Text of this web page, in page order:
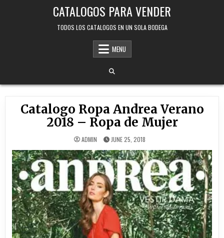
CATALOGOS PARA VENDER
TODOS LOS CATALOGOS EN UN SOLA BODEGA
MENU
Catalogo Ropa Andrea Verano
2018 – Ropa de Mujer
ADMIN JUNE 25, 2018